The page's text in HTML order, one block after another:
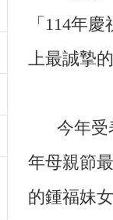
「114年
上最誠摯
今年受
年母親節
的鍾福妹